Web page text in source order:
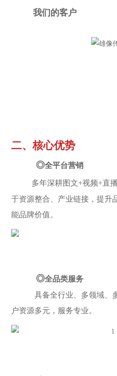
我们的客户
二、核心优势
◎全平台营销
多年深耕图文+视频+直
于资源整合、产业链接，提升
能品牌价值。
◎全品类服务
具备全行业、多领域、多
户资源多元，服务专业。